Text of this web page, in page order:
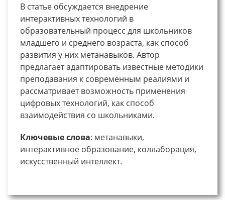
В статье обсуждается внедрение
интерактивных технологий в
образовательный процесс для школьников
младшего и среднего возраста, как способ
развития у них метанавыков. Автор
предлагает адаптировать известные методики
преподавания к современным реалиями и
рассматривает возможность применения
цифровых технологий, как способ
взаимодействия со школьниками.
Ключевыеслова: метанавыки,
интерактивное образование, коллаборация,
искусственный интеллект.